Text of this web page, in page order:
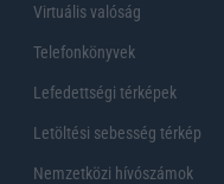
Virtuális valóság
Telefonkönyvek
Lefedettségi térképek
Letöltési sebesség térkép
Nemzetközi hívószámok